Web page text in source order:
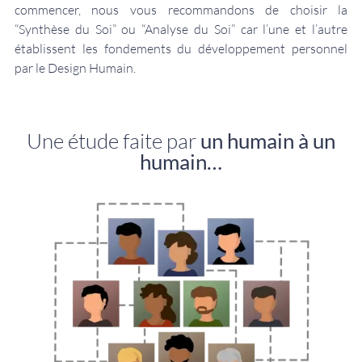
commencer, nous vous recommandons de choisir la
“Synthèse du Soi” ou “Analyse du Soi” car l’une et l’autre
établissent les fondements du développement personnel
par le Design Humain.
Une étude faite parun humain à un
humain…